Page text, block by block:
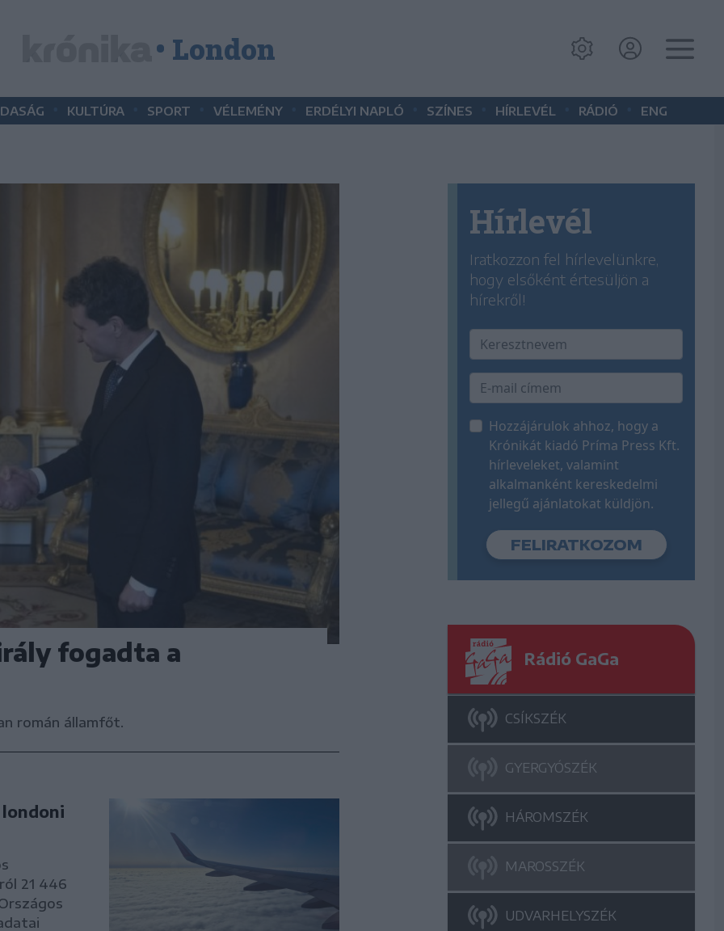
• London
KULTÚRA SPORT VÉLEMÉNY ERDÉLYI NAPLÓ SZÍNES HÍRLEVÉL RÁDIÓ ENG
fogadta a
román államfőt.
21 446
Hírlevél
Iratkozzon fel hírlevelünkre,
hogy elsőként értesüljön a
hírekről!
Hozzájárulok ahhoz, hogy a
Krónikát kiadó Príma Press Kft.
hírleveleket, valamint
alkalmanként kereskedelmi
jellegű ajánlatokat küldjön.
Rádió GaGa
CSÍKSZÉK
GYERGYÓSZÉK
HÁROMSZÉK
MAROSSZÉK
UDVARHELYSZÉK